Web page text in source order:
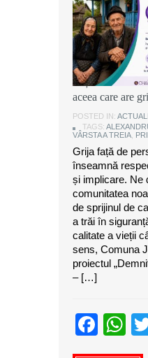
Alexandru Păun,
Joița: O
aceea care are
POSTED IN:
TAGS:
VÂRSTA A TREIA
Grija față de
înseamnă
și implicare. Ne
comunitatea
de sprijinul de
a trăi în
calitate a vieții
sens, Comuna
proiectul
– […]